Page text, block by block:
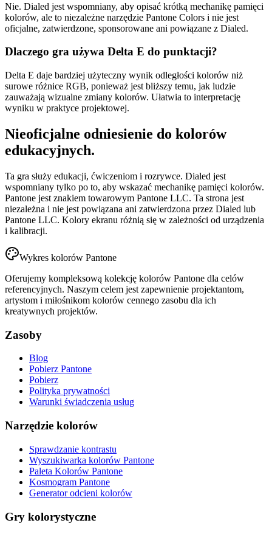
Nie. Dialed jest wspomniany, aby opisać krótką mechanikę pamięci
kolorów, ale to niezależne narzędzie Pantone Colors i nie jest
oficjalne, zatwierdzone, sponsorowane ani powiązane z Dialed.
Dlaczego gra używa Delta E do punktacji?
Delta E daje bardziej użyteczny wynik odległości kolorów niż
surowe różnice RGB, ponieważ jest bliższy temu, jak ludzie
zauważają wizualne zmiany kolorów. Ułatwia to interpretację
wyniku w praktyce projektowej.
Nieoficjalne odniesienie do kolorów
edukacyjnych.
Ta gra służy edukacji, ćwiczeniom i rozrywce. Dialed jest
wspomniany tylko po to, aby wskazać mechanikę pamięci kolorów.
Pantone jest znakiem towarowym Pantone LLC. Ta strona jest
niezależna i nie jest powiązana ani zatwierdzona przez Dialed lub
Pantone LLC. Kolory ekranu różnią się w zależności od urządzenia
i kalibracji.
Wykres kolorów Pantone
Oferujemy kompleksową kolekcję kolorów Pantone dla celów
referencyjnych. Naszym celem jest zapewnienie projektantom,
artystom i miłośnikom kolorów cennego zasobu dla ich
kreatywnych projektów.
Zasoby
Blog
Pobierz Pantone
Pobierz
Polityka prywatności
Warunki świadczenia usług
Narzędzie kolorów
Sprawdzanie kontrastu
Wyszukiwarka kolorów Pantone
Paleta Kolorów Pantone
Kosmogram Pantone
Generator odcieni kolorów
Gry kolorystyczne